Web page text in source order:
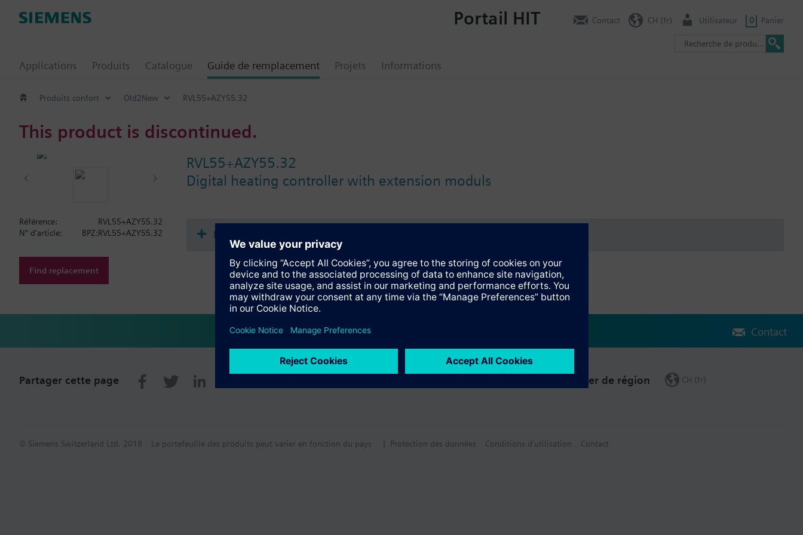
Applications Produits Catalogue Guide de remplacement Projets Informations
Portail HIT Contact CH (fr) Utilisateur 0 Panier
Produits confort Old2New RVL55+AZY55.32
This product is discontinued.
RVL55+AZY55.32
Digital heating controller with extension moduls
Référence:
RVL55+AZY55.32
N° d'article:
BPZ:RVL55+AZY55.32
Find replacement
Documentation
Contact
Partager cette page Changer de région CH (fr)
© Siemens Switzerland Ltd. 2018 Le portefeuille des produits peut varier en fonction du pays | Protection des données Conditions d'utilisation Contact